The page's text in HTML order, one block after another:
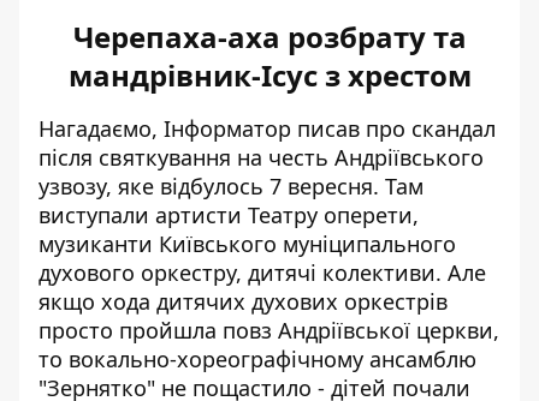
Черепаха-аха розбрату та
мандрівник-Ісус з хрестом
Нагадаємо, Інформатор писав про скандал
після святкування на честь Андріївського
узвозу, яке відбулось 7 вересня. Там
виступали артисти Театру оперети,
музиканти Київського муніципального
духового оркестру, дитячі колективи. Але
якщо хода дитячих духових оркестрів
просто пройшла повз Андріївської церкви,
то вокально-хореографічному ансамблю
"Зернятко" не пощастило - дітей почали